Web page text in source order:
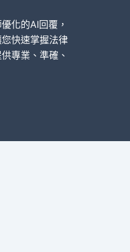
化的AI回覆，
快速掌握法律
專業、準確、